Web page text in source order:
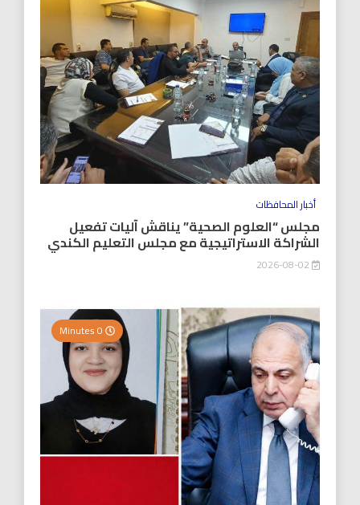
أخبار المحافظات
مجلس “العلوم الصحية” يناقش آليات تفعيل
الشراكة الاستراتيجية مع مجلس التعليم الكندي